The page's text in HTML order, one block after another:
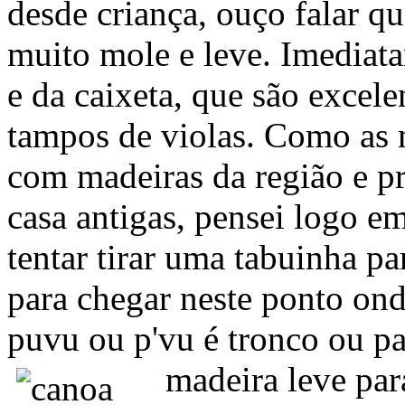
desde criança, ouço falar
muito mole e leve.
e da caixeta, que são
tampos de violas. Como as
com madeiras da região e
casa antigas, pensei logo
tentar tirar uma tabuinha
para chegar neste ponto
puvu ou p'vu é tronco ou
madeira leve